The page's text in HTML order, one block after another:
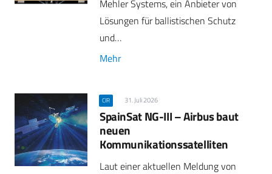
Mehler Systems, ein Anbieter von
Lösungen für ballistischen Schutz
und…
Mehr
CIR 31. Juli 2026
SpainSat NG-III – Airbus baut
neuen
Kommunikationssatelliten
Laut einer aktuellen Meldung von